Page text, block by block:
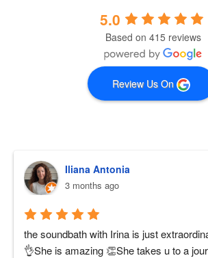
5.0
Based on 415 reviews
Review Us On
Iliana Antonia
3 months ago
the soundbath with Irina is just
👌She is amazing 👏She takes u to a